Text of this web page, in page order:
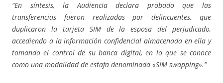
“En síntesis, la Audiencia declara probado que las
transferencias fueron realizadas por delincuentes, que
duplicaron la tarjeta SIM de la esposa del perjudicado,
accediendo a la información confidencial almacenada en ella y
tomando el control de su banca digital, en lo que se conoce
como una modalidad de estafa denominada «SIM swapping».”